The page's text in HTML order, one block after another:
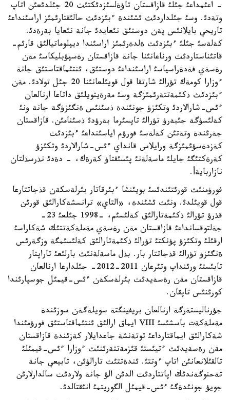
- اعئمداعئ جئلئ قازاقستان تاؤةلسئزدئكتئث 20 جئلدئعئن اتاپ
وتةدئ. وسئ جئلداردئث ئشئندة ءبئزدئث حالئقتارئمئز اراسئنداعئ
تاريحي بايلانئس پةن دوستئق نئعايدئ جانة نئعايا بةرةدئ.
كةلةسئ جئلئ ءبئزدئث ةلدةرئمئز اراسئندا ديپلوماتيالئق قارئم-
قاتئناستاردئث ورناعانئنا جانة قازاقستان رةسپؤبليكاسئ مةن
رةسةي فةدةراسياسئ اراسئنداعئ دوستئق، ئنتئماقتاستئق جانة
ءوزارا كومةك تؤرالئ شارتقا قول قويئلعانئنا 20 جئل تولادئ. مةن
ءبئزدئث ذكئمةتتةرئمئزگة وسئ مةرةيتويلئق داتاعا ارنالعان
ءئس-شارالاردئ وتكئزؤ جونئندة ذسئنئس ةنگئزؤگة جانة ونئ
كةلئسؤگة جئبةرؤ تؤرالئ تاپسئرما بةرؤدئ ذسئنامئن. قازاقستان
جةرئندة وتةتئن كةلةسئ فورؤم اياسئنداعئ ءبئزدئث
كةزدةسؤئمئزگة ورايلاس قانداي ءئس-شارالاردئ وتكئزؤ
كةرةكتئگئ جايلئ ماسةلةنئ پئسئقتاؤ كةرةك، - دةدئ نذرسذلتان
نازاربايةأ.
فورؤمنئث قورئتئندئسئ بويئنشا ءبئرقاتار بئرلةسكةن قذجاتتارعا
قول قويئلدئ. ونئث ئشئندة، «التاي» ترانسشةكارالئق قورئن
قذرؤ تؤرالئ ذكئمةتارالئق كةلئسئم، -1998 جئلعئ 23-
جةلتوقسانداعئ قازاقستان مةن رةسةي مةملةكةتتئك شةكاراسئ
ارقئلئ وتكئزؤ پؤنكتئ تؤرالئ ذكئمةتارالئق كةلئسئمگة وزگةرئس
ةنگئزؤ تؤرالئ قذجاتتار بار. بذل ماسةلةنئث بارلئعئ تاراپتار
تابئستئ ورئنداپ وتئرعان 2011-2012- جئلدارعا ارنالعان
قازاقستان مةن رةسةيدئث بئرلةسكةن ءئس-قيمئل جوسپارئندا
كورئنئس تاپقان.
جؤرناليستةرگة ارنالعان بريفينگتة سويلةگةن سوزئندة
مةملةكةت باسشئسئ VIII ايماق ارالئق ئنتئماقتاستئق فورؤمئندا
شةكارالئق ايماقتارداعئ توتةنشة جاعدايلار كةزئندة قازاقستان
مةن رةسةيدئث ءتيئستئ قئزمةتتةرئنئث ءوزارا ءئس-قيمئلئ
تالقئلانعانئن اتاپ ءوتتئ. ئندةتتئث تارالؤئن، تابيعي جانة
تةحنوگةندئك اپاتتاردئث الدئن الؤ جانة ولاردئث سالدارلارئن
جويؤ جونئدةگئ ءئس-قيمئل الگوريتمئ انئقتالدئ.